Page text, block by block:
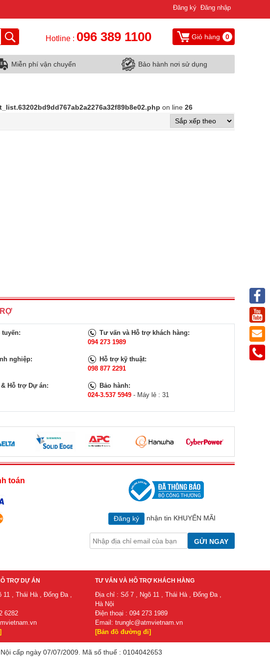
Đăng ký Đăng nhập
Hotline : 096 389 1100 Giỏ hàng 0
Miễn phí vận chuyển Bảo hành nơi sử dụng
on line 26
tuyến:
nghiệp:
Hỗ trợ Dự án:
Tư vấn và Hỗ trợ khách hàng:
094 273 1989
Hỗ trợ kỹ thuật:
098 877 2291
Bảo hành:
024-3.537 5949 - Máy lẻ : 31
toán
Đăng ký nhận tin KHUYẾN MÃI
GỬI NGAY
TRỢ DỰ ÁN
11 , Thái Hà , Đống Đa ,
6282
TƯ VẤN VÀ HỖ TRỢ KHÁCH HÀNG
Địa chỉ : Số 7 , Ngõ 11 , Thái Hà , Đống Đa ,
Hà Nội
Điện thoại : 094 273 1989
Email: trunglc@atmvietnam.vn
[Bản đồ đường đi]
cấp ngày 07/07/2009. ​Mã​ số​ thuế​ : 0104042653